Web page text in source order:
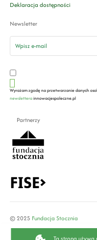
Deklaracja dostępności
Newsletter
email
Wyrażam zgodę na przetwarzanie danych
newsletterainnowacjespoleczne.pl
Partnerzy
© 2025 Fundacja Stocznia